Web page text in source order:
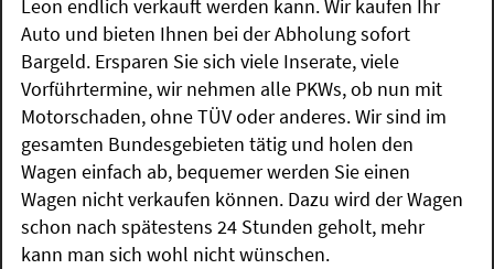
Leon endlich verkauft werden kann. Wir kaufen Ihr
Auto und bieten Ihnen bei der Abholung sofort
Bargeld. Ersparen Sie sich viele Inserate, viele
Vorführtermine, wir nehmen alle PKWs, ob nun mit
Motorschaden, ohne TÜV oder anderes. Wir sind im
gesamten Bundesgebieten tätig und holen den
Wagen einfach ab, bequemer werden Sie einen
Wagen nicht verkaufen können. Dazu wird der Wagen
schon nach spätestens 24 Stunden geholt, mehr
kann man sich wohl nicht wünschen.